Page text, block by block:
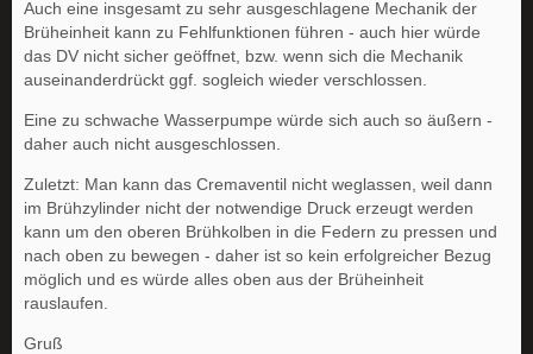
Auch eine insgesamt zu sehr ausgeschlagene Mechanik der
Brüheinheit kann zu Fehlfunktionen führen - auch hier würde
das DV nicht sicher geöffnet, bzw. wenn sich die Mechanik
auseinanderdrückt ggf. sogleich wieder verschlossen.
Eine zu schwache Wasserpumpe würde sich auch so äußern -
daher auch nicht ausgeschlossen.
Zuletzt: Man kann das Cremaventil nicht weglassen, weil dann
im Brühzylinder nicht der notwendige Druck erzeugt werden
kann um den oberen Brühkolben in die Federn zu pressen und
nach oben zu bewegen - daher ist so kein erfolgreicher Bezug
möglich und es würde alles oben aus der Brüheinheit
rauslaufen.
Gruß